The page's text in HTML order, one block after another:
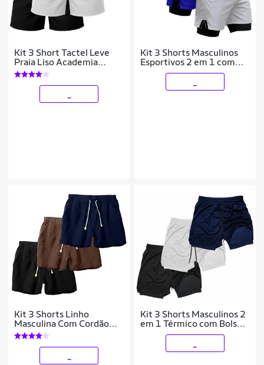
Kit 3 Short Tactel Leve
Praia Liso Academia
Bermuda Masculina
Kit 3 Shorts Masculinos
Esportivos 2 em 1 com
Faixa Lateral e Ajuste
Kit 3 Shorts Linho
Masculina Com Cordão
Bermuda Casual Verão
Kit 3 Shorts Masculinos 2
em 1 Térmico com Bolso
Secagem Rápida